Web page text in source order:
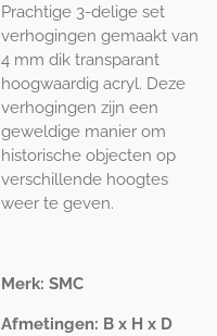
Prachtige 3-delige set
verhogingen gemaakt van
4 mm dik transparant
hoogwaardig acryl. Deze
verhogingen zijn een
geweldige manier om
historische objecten op
verschillende hoogtes
weer te geven.
Merk: SMC
Afmetingen: B x H x D